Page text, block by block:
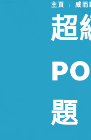
主頁 威而
超
題